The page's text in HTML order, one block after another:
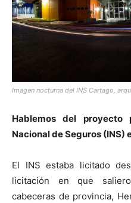
Imagen nocturna del INS Cartago,
Hablemos del
Nacional de Seguros (INS)
El INS estaba licitado
licitación en que
cabeceras de provincia,